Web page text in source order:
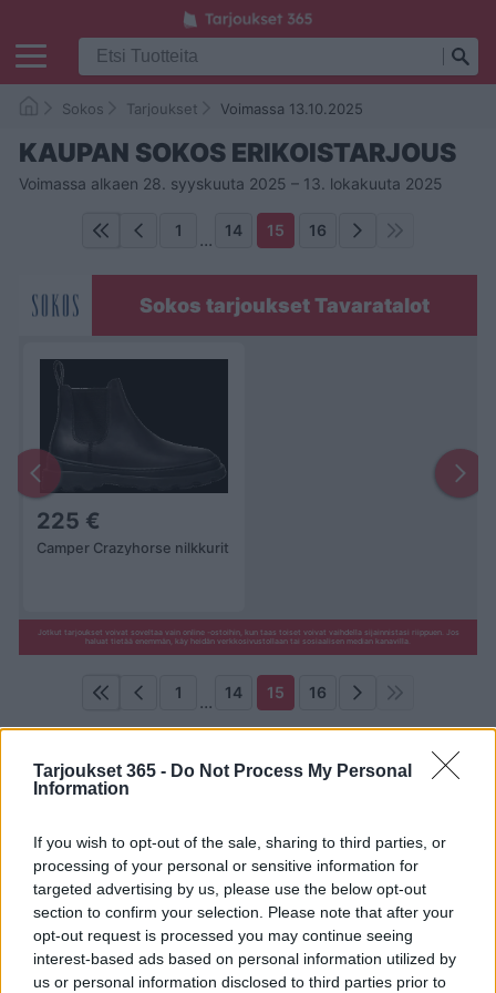
Tarjoukset 365 - Do Not Process My Personal
Information
If you wish to opt-out of the sale, sharing to third parties, or
processing of your personal or sensitive information for
targeted advertising by us, please use the below opt-out
section to confirm your selection. Please note that after your
opt-out request is processed you may continue seeing
interest-based ads based on personal information utilized by
us or personal information disclosed to third parties prior to
Sokos Tarjoukset Voimassa 13.10.2025
KAUPAN SOKOS ERIKOISTARJOUS
Voimassa alkaen 28. syyskuuta 2025 – 13. lokakuuta 2025
1 ... 14 15 16
Sokos tarjoukset Tavaratalot
225 €
Camper Crazyhorse nilkkurit
Jotkut tarjoukset voivat soveltaa vain online -ostoihin, kun taas toiset voivat vaihdella sijainnistasi riippuen. Jos
haluat tietää enemmän, käy heidän verkkosivustollaan tai sosiaalisen median kanavilla.
1 ... 14 15 16
Uusin Sokos-esite on täällä!
UusiSokos-esite on voimassa
kampanjoita ja alennuksia, joista löydät
hämmästyttäviä tapoja säästää rahaaTavaratalot
tuotteissa.
Yrityksellä on laaja tuotevalikoima johon kuuluu
vaatteita ja kosmetiikkaa. Niiden joukosta asiakas voi
löytää neuleita, paitoja ja tunikoita, toppeja, mekkoja,